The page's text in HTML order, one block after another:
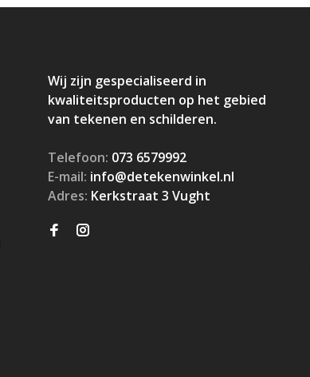
Wij zijn gespecialiseerd in
kwaliteitsproducten op het gebied
van tekenen en schilderen.
Telefoon: 073 6579992
E-mail: info@detekenwinkel.nl
Adres: Kerkstraat 3 Vught